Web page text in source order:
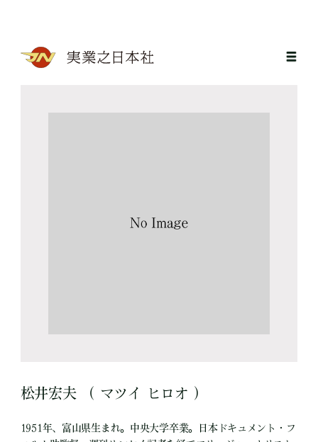
松井宏夫 （ マツイ ヒロオ ）
1951年、富山県生まれ。中央大学卒業。日本ドキュメント・フ